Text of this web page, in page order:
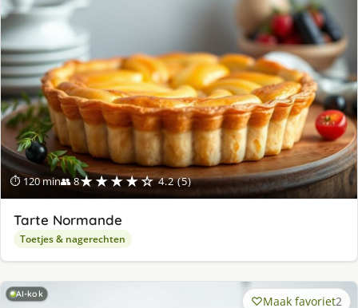
⏱ 120 min👥 8★★★★☆ 4.2 (5)
Tarte Normande
Toetjes & nagerechten
AI-kok Maak favoriet2